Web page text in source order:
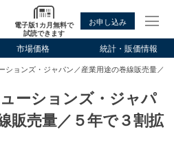
電子版1カ月無料で
試読できます
お申し込み
市場価格 統計・販価情報
ションズ・ジャパン／産業用途の巻線販売量／
ーションズ・ジャパ
販売量／５年で３割拡